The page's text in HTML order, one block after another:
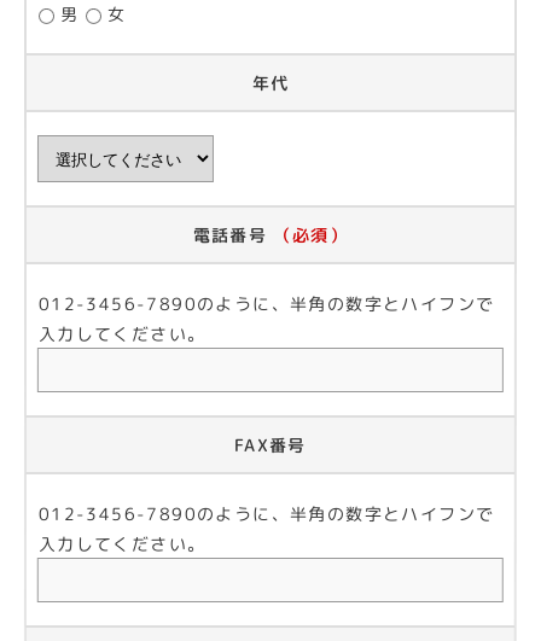
男 女
年代
電話番号 （必須）
012-3456-7890のように、半角の数字とハイフンで
入力してください。
FAX番号
012-3456-7890のように、半角の数字とハイフンで
入力してください。